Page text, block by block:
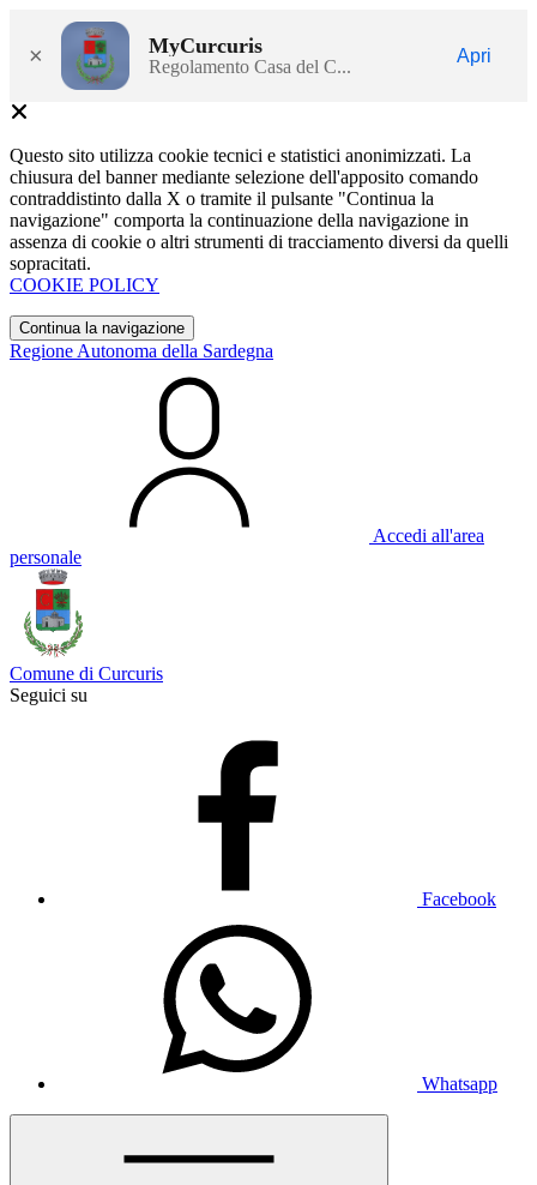
× MyCurcuris
Regolamento Casa del C...
Apri
Questo sito utilizza cookie tecnici e statistici anonimizzati. La
chiusura del banner mediante selezione dell'apposito comando
contraddistinto dalla X o tramite il pulsante "Continua la
navigazione" comporta la continuazione della navigazione in
assenza di cookie o altri strumenti di tracciamento diversi da quelli
sopracitati.
COOKIE POLICY
Continua la navigazione
Regione Autonoma della Sardegna
Accedi all'area
personale
Comune di Curcuris
Seguici su
Facebook
Whatsapp